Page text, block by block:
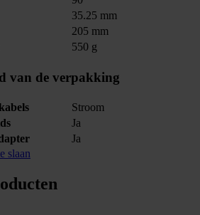
35.25 mm
205 mm
550 g
van de verpakking
Stroom
Ja
Ja
slaan